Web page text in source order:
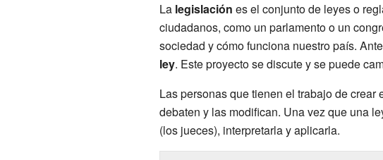
La legislación es el conjunto de leyes o
ciudadanos, como un parlamento o un
sociedad y cómo funciona nuestro país.
ley. Este proyecto se discute y se puede
Las personas que tienen el trabajo de crear
debaten y las modifican. Una vez que una
(los jueces), interpretarla y aplicarla.